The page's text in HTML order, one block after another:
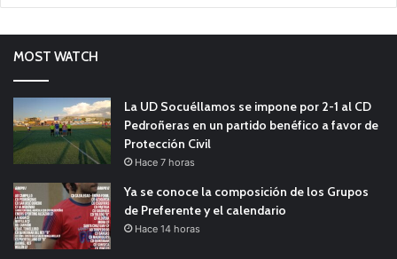
MOST WATCH
La UD Socuéllamos se impone por 2-1 al CD
Pedroñeras en un partido benéfico a favor de
Protección Civil
Hace 7 horas
Ya se conoce la composición de los Grupos
de Preferente y el calendario
Hace 14 horas